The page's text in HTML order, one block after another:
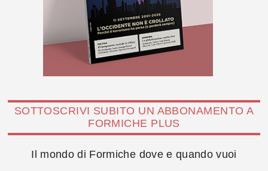
SOTTOSCRIVI SUBITO UN ABBONAMENTO A
FORMICHE PLUS
Il mondo di Formiche dove e quando vuoi